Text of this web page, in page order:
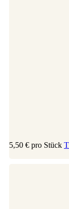
5,50 € pro Stück